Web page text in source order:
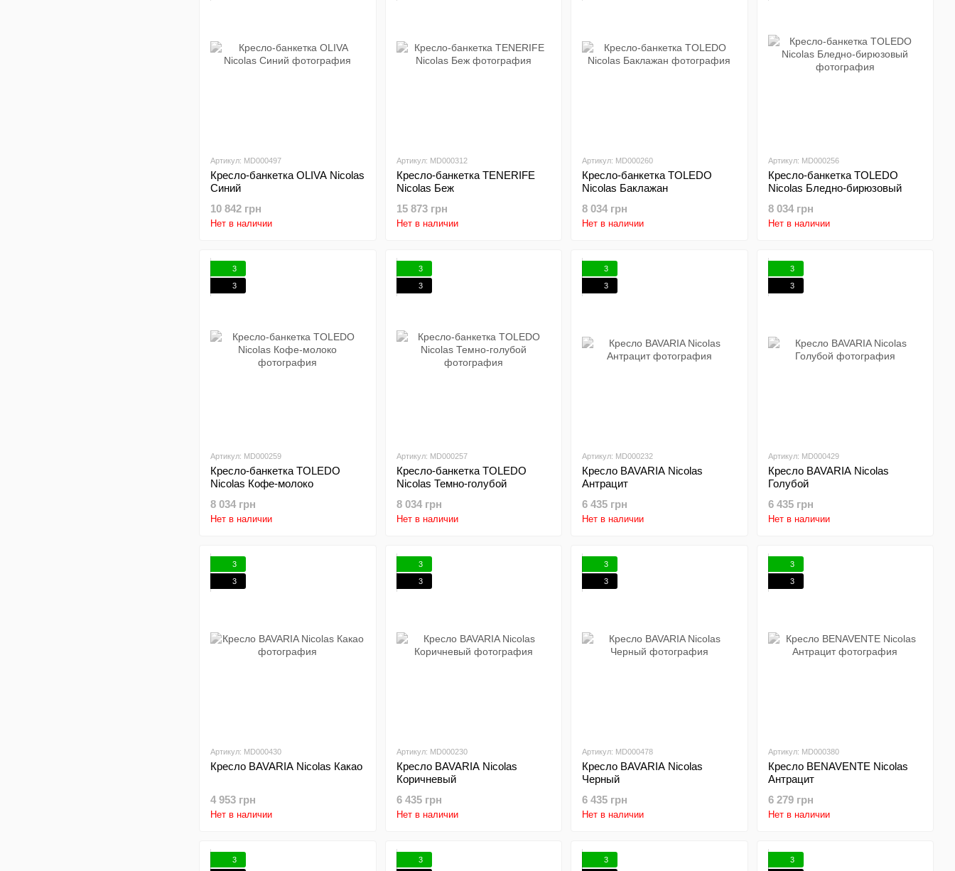
Артикул: MD000497
Кресло-банкетка OLIVA Nicolas
Синий
10 842 грн
Нет в наличии
Артикул: MD000312
Кресло-банкетка TENERIFE
Nicolas Беж
15 873 грн
Нет в наличии
Артикул: MD000260
Кресло-банкетка TOLEDO
Nicolas Баклажан
8 034 грн
Нет в наличии
Артикул: MD000256
Кресло-банкетка TOLEDO
Nicolas Бледно-бирюзовый
8 034 грн
Нет в наличии
3
3
Артикул: MD000259
Кресло-банкетка TOLEDO
Nicolas Кофе-молоко
8 034 грн
Нет в наличии
3
3
Артикул: MD000257
Кресло-банкетка TOLEDO
Nicolas Темно-голубой
8 034 грн
Нет в наличии
3
3
Артикул: MD000232
Кресло BAVARIA Nicolas
Антрацит
6 435 грн
Нет в наличии
3
3
Артикул: MD000429
Кресло BAVARIA Nicolas
Голубой
6 435 грн
Нет в наличии
3
3
Артикул: MD000430
Кресло BAVARIA Nicolas Какао
4 953 грн
Нет в наличии
3
3
Артикул: MD000230
Кресло BAVARIA Nicolas
Коричневый
6 435 грн
Нет в наличии
3
3
Артикул: MD000478
Кресло BAVARIA Nicolas
Черный
6 435 грн
Нет в наличии
3
3
Артикул: MD000380
Кресло BENAVENTE Nicolas
Антрацит
6 279 грн
Нет в наличии
3
3
3
3